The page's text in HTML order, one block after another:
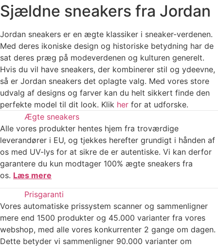
Sjældne sneakers fra Jordan
Jordan sneakers er en ægte klassiker i sneaker-verdenen.
Med deres ikoniske design og historiske betydning har de
sat deres præg på modeverdenen og kulturen generelt.
Hvis du vil have sneakers, der kombinerer stil og ydeevne,
så er Jordan sneakers det oplagte valg. Med vores store
udvalg af designs og farver kan du helt sikkert finde den
perfekte model til dit look. Klik her for at udforske.
Ægte sneakers
Alle vores produkter hentes hjem fra troværdige
leverandører i EU, og tjekkes herefter grundigt i hånden af
os med UV-lys for at sikre de er autentiske. Vi kan derfor
garantere du kun modtager 100% ægte sneakers fra
os. Læs mere
Prisgaranti
Vores automatiske prissystem scanner og sammenligner
mere end 1500 produkter og 45.000 varianter fra vores
webshop, med alle vores konkurrenter 2 gange om dagen.
Dette betyder vi sammenligner 90.000 varianter om